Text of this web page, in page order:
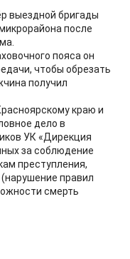
выездной бригады
после
пояса он
чтобы обрезать
получил
краю и
дело в
УК «Дирекция
за соблюдение
преступления,
правил
смерть